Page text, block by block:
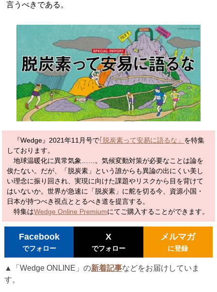
言うべきである。
『Wedge』2021年11月号で ｢脱炭素って安易に語るな」 を特集
しております。
地球温暖化に異常気象……。気候変動対策が必要なことは論を
俟たない。だが、「脱炭素」という誰からも異論の出にくい美し
い理念に振り回され、実現に向けた課題やリスクから目を背けて
はいないか。世界が急速に「脱炭素」に舵を切る今、資源小国・
日本が持つべき視点ととるべき道を提言する。
特集はWedge Online Premiumにてご購入することができます。
Facebook
でフォロー
X
でフォロー
メルマガ
に登録
▲「Wedge ONLINE」の新着記事などをお届けしていま
す。